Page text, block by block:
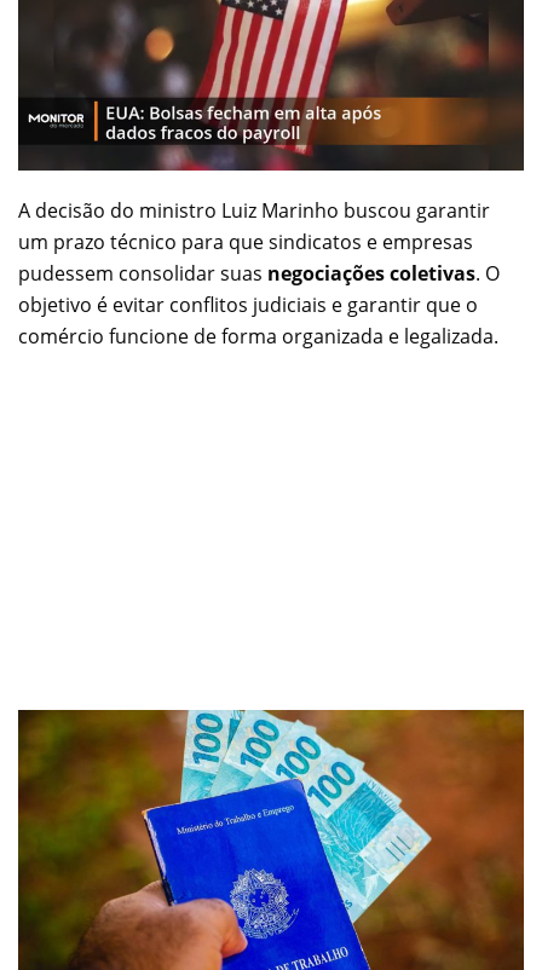
A decisão do ministro Luiz Marinho buscou garantir
um prazo técnico para que sindicatos e empresas
pudessem consolidar suas negociações coletivas. O
objetivo é evitar conflitos judiciais e garantir que o
comércio funcione de forma organizada e legalizada.